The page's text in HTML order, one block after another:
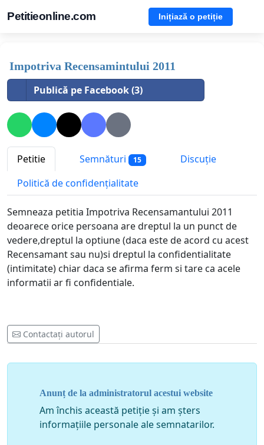
Petitieonline.com Inițiază o petiție
Impotriva Recensamintului 2011
Publică pe Facebook (3)
Petitie Semnături 15
Discuție
Politică de confidențialitate
Semneaza petitia Impotriva Recensamantului 2011
deoarece orice persoana are dreptul la un punct de
vedere,dreptul la optiune (daca este de acord cu acest
Recensamant sau nu)si dreptul la confidentialitate
(intimitate) chiar daca se afirma ferm si tare ca acele
informatii ar fi confidentiale.
Contactați autorul
Anunț de la administratorul acestui website
Am închis această petiție și am șters
informațiile personale ale semnatarilor.